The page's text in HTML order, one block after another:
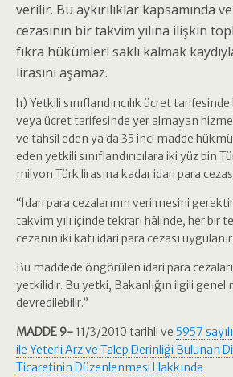
verilir. Bu aykırılıklar kapsamında
cezasının bir takvim yılına ilişkin
fıkra hükümleri saklı kalmak
lirasını aşamaz.
h) Yetkili sınıflandırıcılık ücret
veya ücret tarifesinde yer almayan
ve tahsil eden ya da 35 inci madde
eden yetkili sınıflandırıcılara iki yüz bin
milyon Türk lirasına kadar idari para
“İdari para cezalarının verilmesini
takvim yılı içinde tekrarı hâlinde, her bir
cezanın iki katı idari para cezası uygulanır.
Bu maddede öngörülen idari para
yetkilidir. Bu yetki, Bakanlığın ilgili genel
devredilebilir.”
MADDE 9- 11/3/2010 tarihli ve 5957
ile Yeterli Arz ve Talep Derinliği Bulunan
Ticaretinin Düzenlenmesi Hakkında